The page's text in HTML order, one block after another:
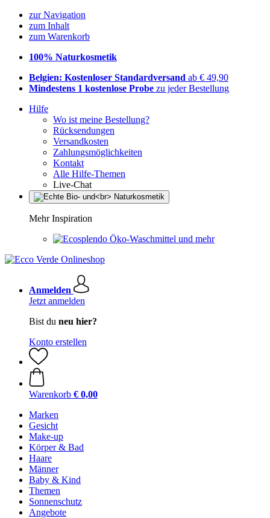
zur Navigation
zum Inhalt
zum Warenkorb
100% Naturkosmetik
Belgien: Kostenloser Standardversand ab € 49,90
Mindestens 1 kostenlose Probe zu jeder Bestellung
Hilfe
Wo ist meine Bestellung?
Rücksendungen
Versandkosten
Zahlungsmöglichkeiten
Kontakt
Alle Hilfe-Themen
Live-Chat
Mehr Inspiration
Öko-Waschmittel und mehr
Anmelden
Jetzt anmelden
Bist du neu hier?
Konto erstellen
Warenkorb € 0,00
Marken
Gesicht
Make-up
Körper & Bad
Haare
Männer
Baby & Kind
Themen
Sonnenschutz
Angebote